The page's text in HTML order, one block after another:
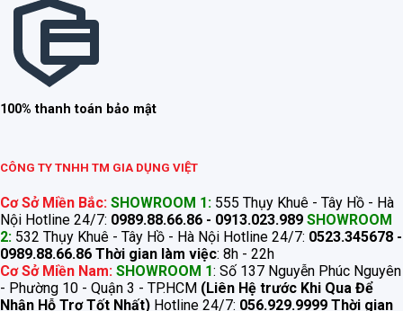
100% thanh toán bảo mật
CÔNG TY TNHH TM GIA DỤNG VIỆT
Cơ Sở Miền Bắc: SHOWROOM 1: 555 Thụy Khuê - Tây Hồ - Hà
Nội Hotline 24/7: 0989.88.66.86 - 0913.023.989 SHOWROOM
2: 532 Thụy Khuê - Tây Hồ - Hà Nội Hotline 24/7: 0523.345678 -
0989.88.66.86 Thời gian làm việc: 8h - 22h
Cơ Sở Miền Nam: SHOWROOM 1: Số 137 Nguyễn Phúc Nguyên
- Phường 10 - Quận 3 - TP.HCM (Liên Hệ trước Khi Qua Để
Nhận Hỗ Trợ Tốt Nhất) Hotline 24/7: 056.929.9999 Thời gian